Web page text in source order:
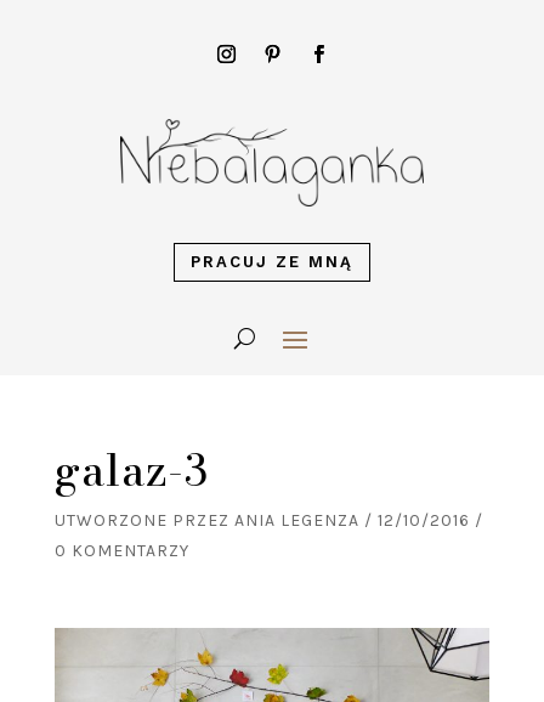
PRACUJ ZE MNĄ
galaz-3
UTWORZONE PRZEZ ANIA LEGENZA / 12/10/2016 /
0 KOMENTARZY